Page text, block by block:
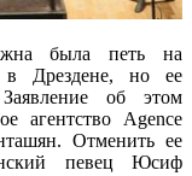
была петь на
в Дрездене, но ее
об этом
агентство Agence
Отменить ее
певец Юсиф